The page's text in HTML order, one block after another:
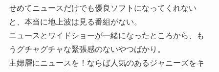
せめてニュースだけでも優良ソフトになってくれない
と、本当に地上波は見る番組がない。
ニュースとワイドショーが一緒になったところから、も
うグチャグチャな緊張感のないやつばかり。
主婦層にニュースを！ならば人気のあるジャニーズをキ